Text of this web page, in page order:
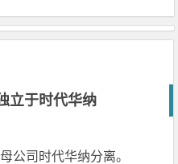
立于时代华纳
公司时代华纳分离。